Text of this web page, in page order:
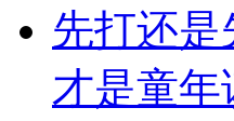
先打还
才是童